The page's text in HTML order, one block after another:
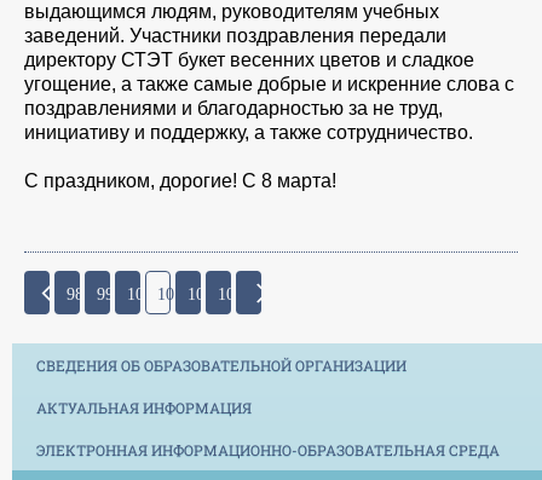
выдающимся людям, руководителям учебных
заведений. Участники поздравления передали
директору СТЭТ букет весенних цветов и сладкое
угощение, а также самые добрые и искренние слова с
поздравлениями и благодарностью за не труд,
инициативу и поддержку, а также сотрудничество.
С праздником, дорогие! С 8 марта!
98 99 100 101 102 103
СВЕДЕНИЯ ОБ ОБРАЗОВАТЕЛЬНОЙ ОРГАНИЗАЦИИ
АКТУАЛЬНАЯ ИНФОРМАЦИЯ
ЭЛЕКТРОННАЯ ИНФОРМАЦИОННО-ОБРАЗОВАТЕЛЬНАЯ СРЕДА